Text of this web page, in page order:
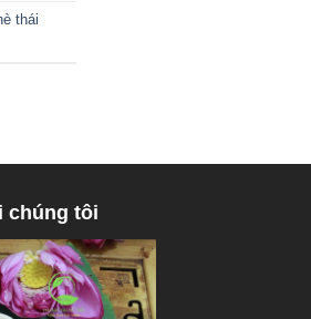
thái
chúng tôi